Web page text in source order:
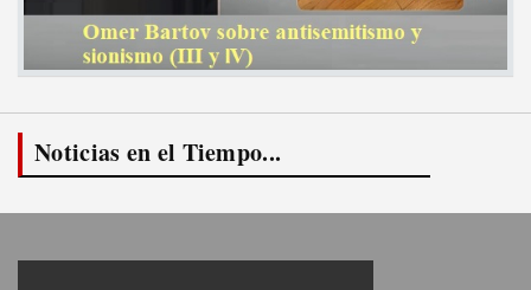
Noticias en el Tiempo...